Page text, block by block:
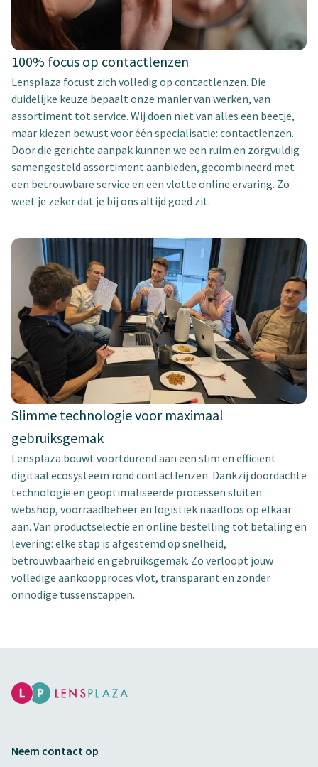
100% focus op contactlenzen
Lensplaza focust zich volledig op contactlenzen. Die
duidelijke keuze bepaalt onze manier van werken, van
assortiment tot service. Wij doen niet van alles een beetje,
maar kiezen bewust voor één specialisatie: contactlenzen.
Door die gerichte aanpak kunnen we een ruim en zorgvuldig
samengesteld assortiment aanbieden, gecombineerd met
een betrouwbare service en een vlotte online ervaring. Zo
weet je zeker dat je bij ons altijd goed zit.
Slimme technologie voor maximaal
gebruiksgemak
Lensplaza bouwt voortdurend aan een slim en efficiënt
digitaal ecosysteem rond contactlenzen. Dankzij doordachte
technologie en geoptimaliseerde processen sluiten
webshop, voorraadbeheer en logistiek naadloos op elkaar
aan. Van productselectie en online bestelling tot betaling en
levering: elke stap is afgestemd op snelheid,
betrouwbaarheid en gebruiksgemak. Zo verloopt jouw
volledige aankoopproces vlot, transparant en zonder
onnodige tussenstappen.
Neem contact op